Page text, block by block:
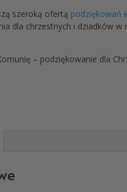
szeroką ofertą podziękowań
dla chrzestnych i dziadków
– podziękowanie dla